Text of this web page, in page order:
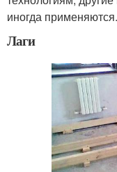
иногда применяются.
Лаги